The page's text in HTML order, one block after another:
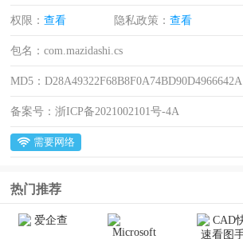
权限：查看 隐私政策：查看
包名：com.mazidashi.cs
MD5：D28A49322F68B8F0A74BD90D4966642A
备案号：浙ICP备2021002101号-4A
需要网络
热门推荐